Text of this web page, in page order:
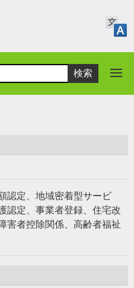
認定、地域密着型サービ
認定、事業者登録、住宅改
害者控除関係、高齢者福祉